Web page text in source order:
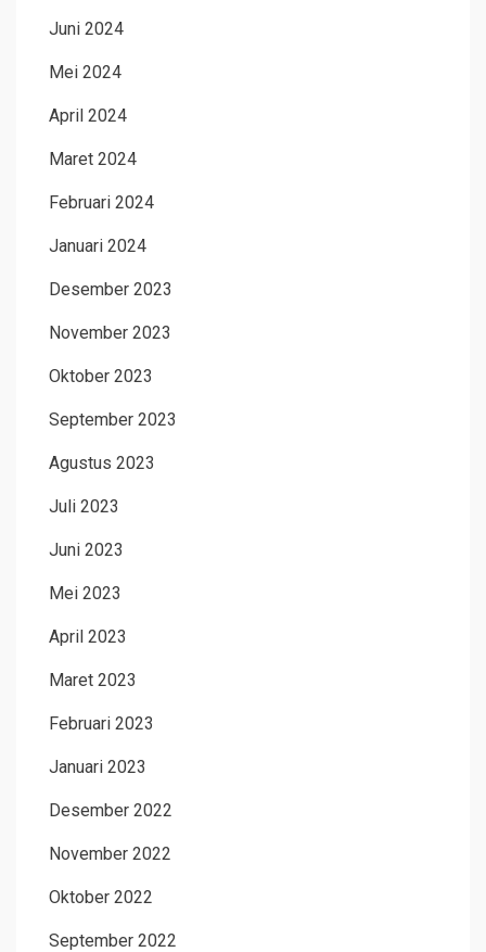
Juni 2024
Mei 2024
April 2024
Maret 2024
Februari 2024
Januari 2024
Desember 2023
November 2023
Oktober 2023
September 2023
Agustus 2023
Juli 2023
Juni 2023
Mei 2023
April 2023
Maret 2023
Februari 2023
Januari 2023
Desember 2022
November 2022
Oktober 2022
September 2022